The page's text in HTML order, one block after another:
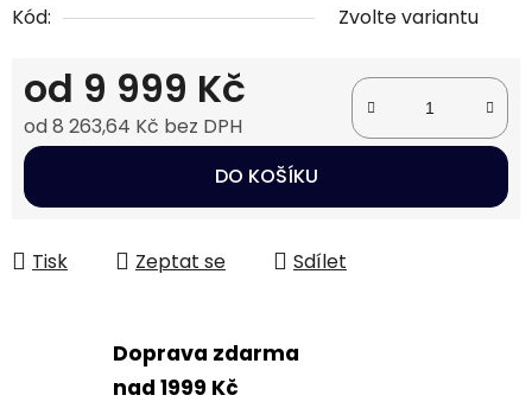
Kód:
Zvolte variantu
od 9 999 Kč
od8 263,64 Kč bez DPH
Měrná cena:
DO KOŠÍKU
Tisk Zeptat se Sdílet
Doprava zdarma
nad 1999 Kč